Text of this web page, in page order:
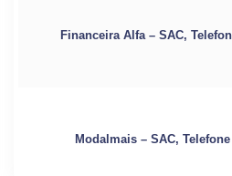
Financeira Alfa – SAC,
Modalmais – SAC,